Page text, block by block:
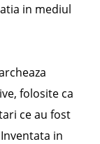
in mediul
folosite ca
ce au fost
in